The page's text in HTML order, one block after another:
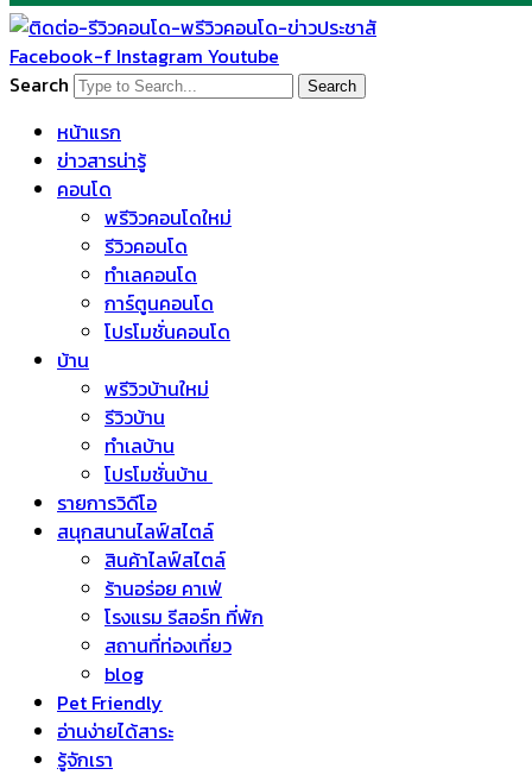
Facebook-f Instagram Youtube
Search
Search
หน้าแรก
ข่าวสารน่ารู้
คอนโด
พรีวิวคอนโดใหม่
รีวิวคอนโด
ทำเลคอนโด
การ์ตูนคอนโด
โปรโมชั่นคอนโด
บ้าน
พรีวิวบ้านใหม่
รีวิวบ้าน
ทำเลบ้าน
โปรโมชั่นบ้าน
รายการวิดีโอ
สนุกสนานไลฟ์สไตล์
สินค้าไลฟ์สไตล์
ร้านอร่อย คาเฟ่
โรงแรม รีสอร์ท ที่พัก
สถานที่ท่องเที่ยว
blog
Pet Friendly
อ่านง่ายได้สาระ
รู้จักเรา